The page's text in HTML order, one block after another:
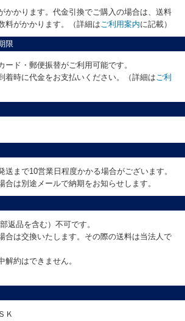
かかります。代金引換でご購入の場合は、送料
料がかかります。（詳細はご利用案内に記載）
限
ード・郵便振替がご利用可能です。
着時に代金をお支払いください。（詳細はご利
送まで10営業日程度かかる場合がございます。
合は別途メールで納期をお知らせします。
返品を含む）不可です。
合は交換いたします。その際の送料は当法人で
解約はできません。
Ｋ